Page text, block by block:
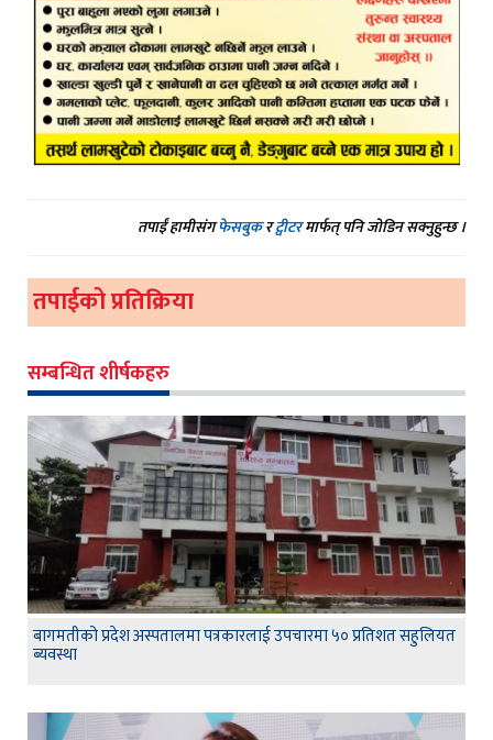
तपाईं हामीसंगफेसबुकरट्वीटरमार्फत् पनि जोडिन सक्नुहुन्छ ।
तपाईको प्रतिक्रिया
सम्बन्धित शीर्षकहरु
बागमतीको प्रदेश अस्पतालमा पत्रकारलाई उपचारमा ५० प्रतिशत सहुलियत
ब्यवस्था